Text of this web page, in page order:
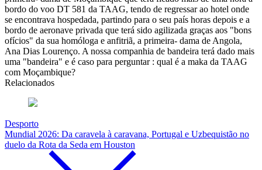
bordo do voo DT 581 da TAAG, tendo de regressar ao hotel onde
se encontrava hospedada, partindo para o seu país horas depois e a
bordo de aeronave privada que terá sido agilizada graças aos "bons
ofícios" da sua homóloga e anfitriã, a primeira- dama de Angola,
Ana Dias Lourenço. A nossa companhia de bandeira terá dado mais
uma "bandeira" e é caso para perguntar : qual é a maka da TAAG
com Moçambique?
Relacionados
Desporto
Mundial 2026: Da caravela à caravana, Portugal e Uzbequistão no
duelo da Rota da Seda em Houston